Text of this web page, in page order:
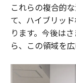
これらの複合的
て、ハイブリッ
ります。今後は
ら、この領域を